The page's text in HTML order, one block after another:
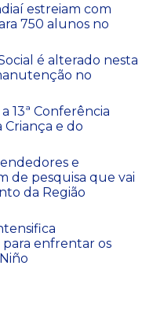
estreiam com
750 alunos no
é alterado nesta
no
13ª Conferência
Criança e do
e
de pesquisa que vai
da Região
enfrentar os